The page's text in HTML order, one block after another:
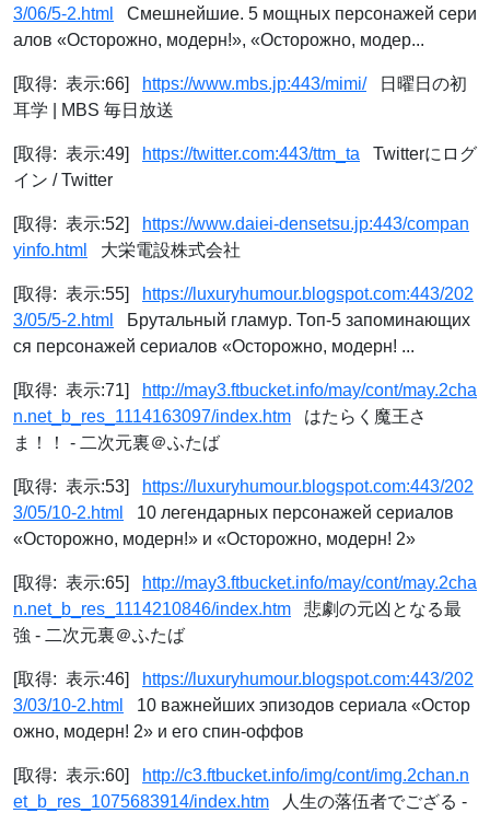
3/06/5-2.html
Смешнейшие. 5 мощных персонажей сери
алов «Осторожно, модерн!», «Осторожно, модер...
[取得: 表示:66] https://www.mbs.jp:443/mimi/日曜日の初
耳学 | MBS 毎日放送
[取得: 表示:49] https://twitter.com:443/ttm_ta Twitterにログ
イン / Twitter
[取得: 表示:52]
https://www.daiei-densetsu.jp:443/compan
yinfo.html
大栄電設株式会社
[取得: 表示:55]
https://luxuryhumour.blogspot.com:443/202
3/05/5-2.html
Брутальный гламур. Топ-5 запоминающих
ся персонажей сериалов «Осторожно, модерн! ...
[取得: 表示:71]
http://may3.ftbucket.info/may/cont/may.2cha
n.net_b_res_1114163097/index.htm はたらく魔王さ
ま！！ - 二次元裏＠ふたば
[取得: 表示:53]
https://luxuryhumour.blogspot.com:443/202
3/05/10-2.html
10 легендарных персонажей сериалов
«Осторожно, модерн!» и «Осторожно, модерн! 2»
[取得: 表示:65]
http://may3.ftbucket.info/may/cont/may.2cha
n.net_b_res_1114210846/index.htm 悲劇の元凶となる最
強 - 二次元裏＠ふたば
[取得: 表示:46]
https://luxuryhumour.blogspot.com:443/202
3/03/10-2.html
10 важнейших эпизодов сериала «Остор
ожно, модерн! 2» и его спин-оффов
[取得: 表示:60]
http://c3.ftbucket.info/img/cont/img.2chan.n
et_b_res_1075683914/index.htm 人生の落伍者でござる -